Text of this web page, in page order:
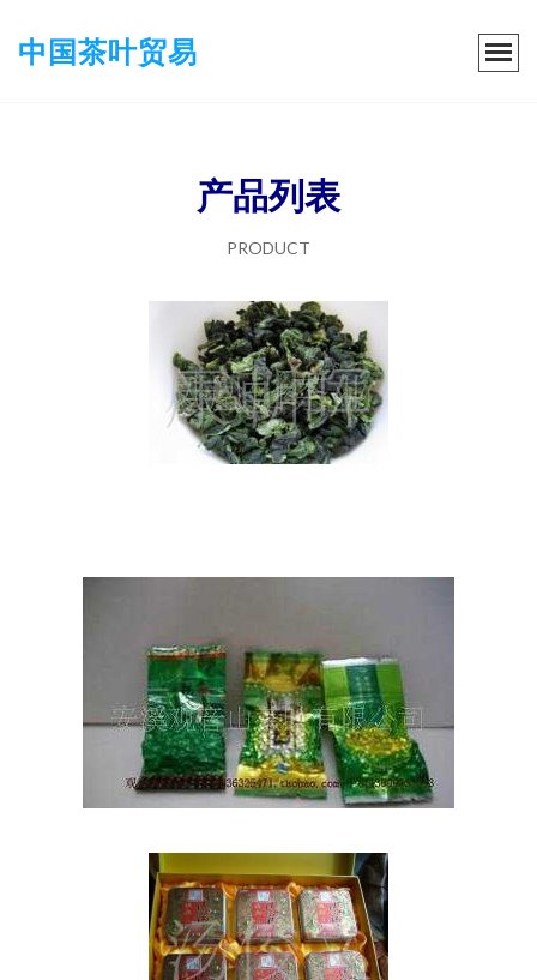
中国茶叶贸易
产品列表
PRODUCT